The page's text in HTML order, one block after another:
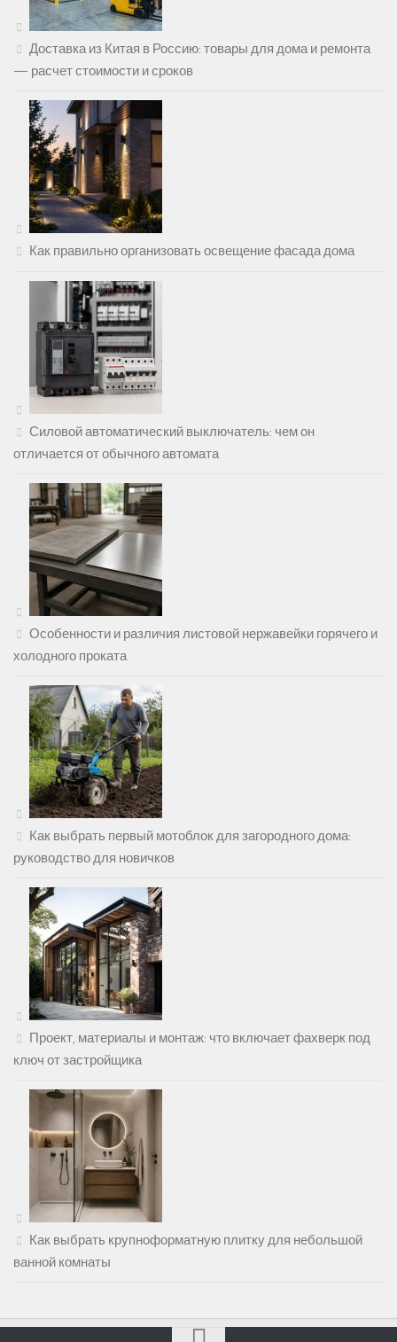
Доставка из Китая в Россию: товары для дома и ремонта
— расчет стоимости и сроков
Как правильно организовать освещение фасада дома
Силовой автоматический выключатель: чем он
отличается от обычного автомата
Особенности и различия листовой нержавейки горячего и
холодного проката
Как выбрать первый мотоблок для загородного дома:
руководство для новичков
Проект, материалы и монтаж: что включает фахверк под
ключ от застройщика
Как выбрать крупноформатную плитку для небольшой
ванной комнаты